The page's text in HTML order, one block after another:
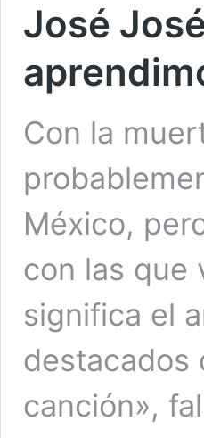
José
Con la
México,
con las que
significa el
destacados
canción»,